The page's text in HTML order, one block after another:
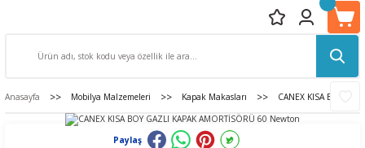
Anasayfa Mobilya Malzemeleri Kapak Makasları CANEX KISA BOY
Paylaş